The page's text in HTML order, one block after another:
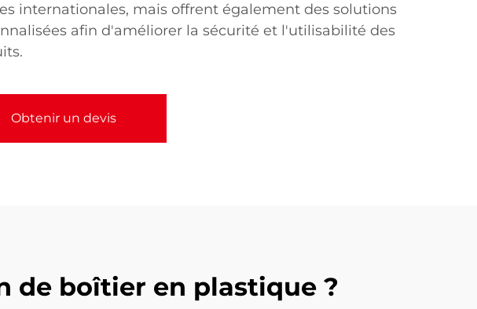
internationales, mais offrent également des solutions
afin d'améliorer la sécurité et l'utilisabilité des
Obtenir un devis
de boîtier en plastique ?